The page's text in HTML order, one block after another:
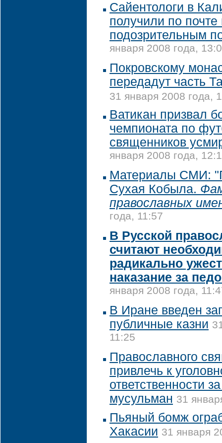
Сайентологи в
получили по почте
подозрительным
января 2008 года,
Покровскому
передадут часть
31 января 2008 года,
Ватикан призвал
чемпионата по
священников
января 2008 года,
Материалы СМИ:
Сухая Кобыла.
православных
года, 11:57
В Русской
считают
радикально
наказание за
января 2008 года,
В Иране введен
публичные казни
11:25
Православного
привлечь к
ответственности
мусульман 31
Пьяный бомж
Хакасии 31 января